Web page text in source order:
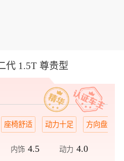
代 1.5T 尊贵型
座椅舒适 动力十足 方向盘握感
内饰 4.5 动力 4.0